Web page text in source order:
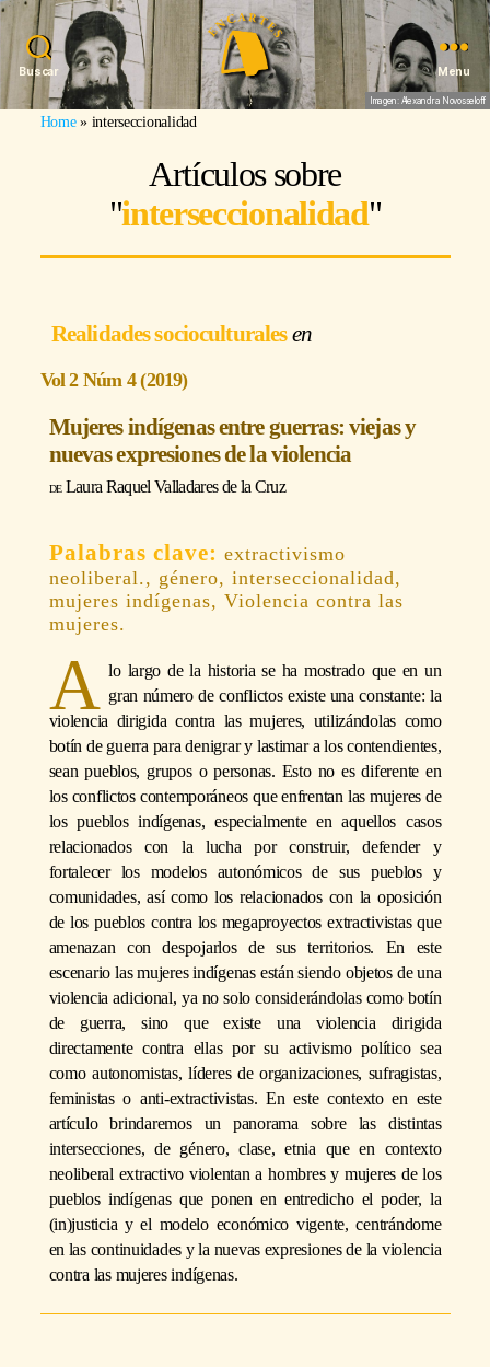
Buscar Menu
Imagen: Alexandra Novosseloff
Home» interseccionalidad
Artículos sobre
"interseccionalidad"
Realidades socioculturales
Vol 2 Núm 4 (2019)
Mujeres indígenas entre guerras: viejas y
nuevas expresiones de la violencia
Laura Raquel Valladares de la Cruz
extractivismo
neoliberal., género, interseccionalidad,
mujeres indígenas, Violencia contra las
mujeres.
A lo largo de la historia se ha mostrado que en un
gran número de conflictos existe una constante: la
violencia dirigida contra las mujeres, utilizándolas como
botín de guerra para denigrar y lastimar a los contendientes,
sean pueblos, grupos o personas. Esto no es diferente en
los conflictos contemporáneos que enfrentan las mujeres de
los pueblos indígenas, especialmente en aquellos casos
relacionados con la lucha por construir, defender y
fortalecer los modelos autonómicos de sus pueblos y
comunidades, así como los relacionados con la oposición
de los pueblos contra los megaproyectos extractivistas que
amenazan con despojarlos de sus territorios. En este
escenario las mujeres indígenas están siendo objetos de una
violencia adicional, ya no solo considerándolas como botín
de guerra, sino que existe una violencia dirigida
directamente contra ellas por su activismo político sea
como autonomistas, líderes de organizaciones, sufragistas,
feministas o anti-extractivistas. En este contexto en este
artículo brindaremos un panorama sobre las distintas
intersecciones, de género, clase, etnia que en contexto
neoliberal extractivo violentan a hombres y mujeres de los
pueblos indígenas que ponen en entredicho el poder, la
(in)justicia y el modelo económico vigente, centrándome
en las continuidades y la nuevas expresiones de la violencia
contra las mujeres indígenas.